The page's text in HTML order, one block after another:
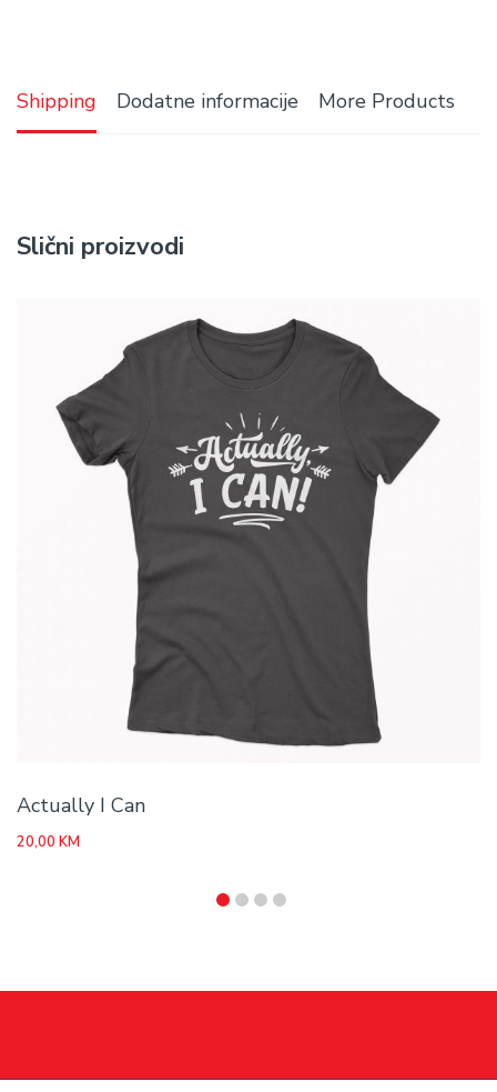
Shipping Dodatne informacije More Products
Slični proizvodi
Actually I Can
20,00 KM